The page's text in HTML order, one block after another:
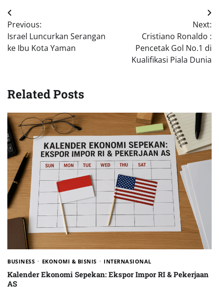
Navigasi
pos
Previous:
Israel Luncurkan Serangan
ke Ibu Kota Yaman
Next:
Cristiano Ronaldo :
Pencetak Gol No.1 di
Kualifikasi Piala Dunia
Related Posts
BUSINESS EKONOMI & BISNIS INTERNASIONAL
Kalender Ekonomi Sepekan: Ekspor Impor RI & Pekerjaan
AS